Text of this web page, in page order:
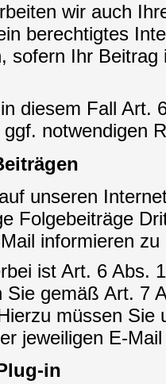
wir auch
berechtigtes
sofern Ihr
diesem Fall Art.
notwendigen
unseren
Folgebeiträge
informieren
ist Art. 6 Abs.
Sie gemäß Art. 7
müssen Sie
jeweiligen E-
in